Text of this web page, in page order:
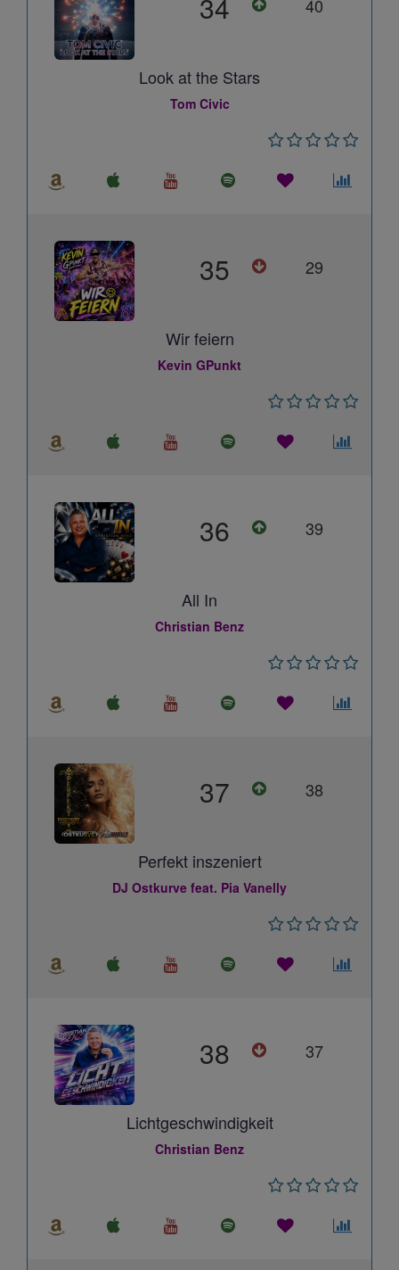
40
Look at the Stars
Tom Civic
35 29
Wir feiern
Kevin GPunkt
36 39
All In
Christian Benz
37 38
Perfekt inszeniert
DJ Ostkurve feat. Pia Vanelly
38 37
Lichtgeschwindigkeit
Christian Benz